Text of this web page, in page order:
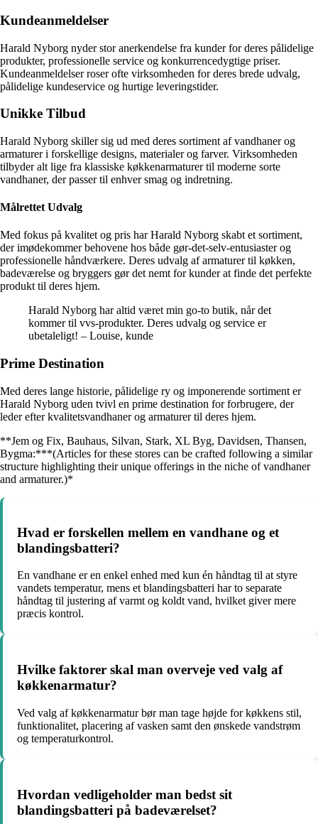
Kundeanmeldelser
Harald Nyborg nyder stor anerkendelse fra kunder for deres pålidelige
produkter, professionelle service og konkurrencedygtige priser.
Kundeanmeldelser roser ofte virksomheden for deres brede udvalg,
pålidelige kundeservice og hurtige leveringstider.
Unikke Tilbud
Harald Nyborg skiller sig ud med deres sortiment af vandhaner og
armaturer i forskellige designs, materialer og farver. Virksomheden
tilbyder alt lige fra klassiske køkkenarmaturer til moderne sorte
vandhaner, der passer til enhver smag og indretning.
Målrettet Udvalg
Med fokus på kvalitet og pris har Harald Nyborg skabt et sortiment,
der imødekommer behovene hos både gør-det-selv-entusiaster og
professionelle håndværkere. Deres udvalg af armaturer til køkken,
badeværelse og bryggers gør det nemt for kunder at finde det perfekte
produkt til deres hjem.
Harald Nyborg har altid været min go-to butik, når det
kommer til vvs-produkter. Deres udvalg og service er
ubetaleligt! – Louise, kunde
Prime Destination
Med deres lange historie, pålidelige ry og imponerende sortiment er
Harald Nyborg uden tvivl en prime destination for forbrugere, der
leder efter kvalitetsvandhaner og armaturer til deres hjem.
**Jem og Fix, Bauhaus, Silvan, Stark, XL Byg, Davidsen, Thansen,
Bygma:***(Articles for these stores can be crafted following a similar
structure highlighting their unique offerings in the niche of vandhaner
and armaturer.)*
Hvad er forskellen mellem en vandhane og et
blandingsbatteri?
En vandhane er en enkel enhed med kun én håndtag til at styre
vandets temperatur, mens et blandingsbatteri har to separate
håndtag til justering af varmt og koldt vand, hvilket giver mere
præcis kontrol.
Hvilke faktorer skal man overveje ved valg af
køkkenarmatur?
Ved valg af køkkenarmatur bør man tage højde for køkkens stil,
funktionalitet, placering af vasken samt den ønskede vandstrøm
og temperaturkontrol.
Hvordan vedligeholder man bedst sit
blandingsbatteri på badeværelset?